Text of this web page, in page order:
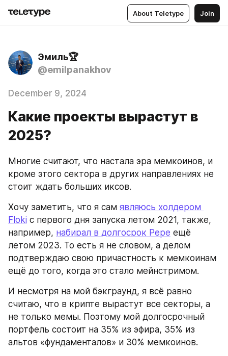
About Teletype Join
Эмиль🏆
@emilpanakhov
December 9, 2024
Какие проекты вырастут в
2025?
Многие считают, что настала эра мемкоинов, и
кроме этого сектора в других направлениях не
стоит ждать больших иксов.
Хочу заметить, что я сам являюсь холдером
Floki с первого дня запуска летом 2021, также,
например, набирал в долгосрок Pepe ещё
летом 2023. То есть я не словом, а делом
подтверждаю свою причастность к мемкоинам
ещё до того, когда это стало мейнстримом.
И несмотря на мой бэкграунд, я всё равно
считаю, что в крипте вырастут все секторы, а
не только мемы. Поэтому мой долгосрочный
портфель состоит на 35% из эфира, 35% из
альтов «фундаменталов» и 30% мемкоинов.